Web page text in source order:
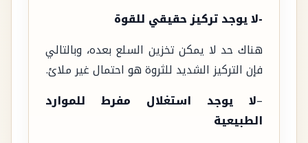
-لا يوجد تركيز حقيقي للقوة
هناك حد لا يمكن تخزين السلع بعده، وبالتالي
فإن التركيز الشديد للثروة هو احتمال غير ملائ.
–لا يوجد استغلال مفرط للموارد
الطبيعية